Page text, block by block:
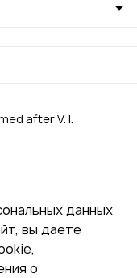
after V. I.
данных
вы даете
о